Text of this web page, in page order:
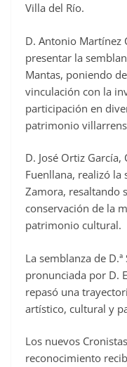
Villa del Río.
D. Antonio Martínez
presentar la
Mantas, poniendo
vinculación con la
participación en
patrimonio
D. José Ortiz
Fuenllana, realizó la
Zamora, resaltando
conservación de la
patrimonio cultural.
La semblanza de
pronunciada por D.
repasó una
artístico, cultural y
Los nuevos
reconocimiento